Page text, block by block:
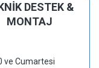
DESTEK &
MONTAJ
ve Cumartesi